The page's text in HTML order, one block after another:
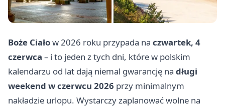
Boże Ciałow 2026 roku przypada na czwartek, 4
czerwca – i to jeden z tych dni, które w polskim
kalendarzu od lat dają niemal gwarancję na długi
weekend w czerwcu 2026 przy minimalnym
nakładzie urlopu. Wystarczy zaplanować wolne na